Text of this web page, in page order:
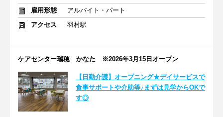
雇用形態
アルバイト・パート
アクセス
羽村駅
ケアセンター瑞穂 かなた ※2026年3月15日オープン
【日勤介護】オープニング★デイサービスで
食事サポートや介助等♪まずは見学からOKで
す◎